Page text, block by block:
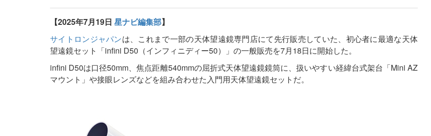
【2025年7月19日 星ナビ編集部】
サイトロンジャパンは、これまで一部の天体望遠鏡専門店にて先行販売していた、初心者に最適な天体
望遠鏡セット「infini D50（インフィニディー50）」の一般販売を7月18日に開始した。
infini D50は口径50mm、焦点距離540mmの屈折式天体望遠鏡鏡筒に、扱いやすい経緯台式架台「Mini AZ
マウント」や接眼レンズなどを組み合わせた入門用天体望遠鏡セットだ。